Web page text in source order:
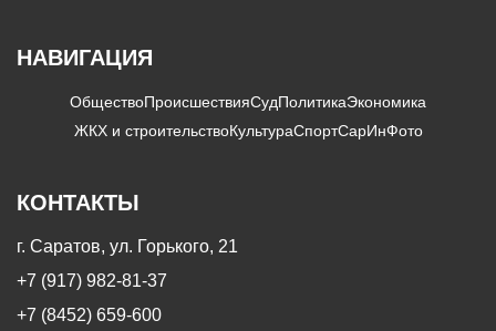
НАВИГАЦИЯ
ОбществоПроисшествияСудПолитикаЭкономика
ЖКХ и строительствоКультураСпортСарИнФото
КОНТАКТЫ
г. Саратов, ул. Горького, 21
+7 (917) 982-81-37
+7 (8452) 659-600